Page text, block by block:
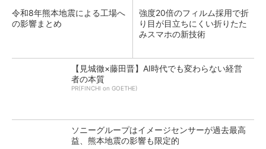
令和8年熊本地震による工場へ
の影響まとめ
強度20倍のフィルム採用で折
り目が目立ちにくい折りたた
みスマホの新技術
【見城徹×藤田晋】AI時代でも変わらない経営
者の本質
PR(FINCHI on GOETHE)
ソニーグループはイメージセンサーが過去最高
益、熊本地震の影響も限定的